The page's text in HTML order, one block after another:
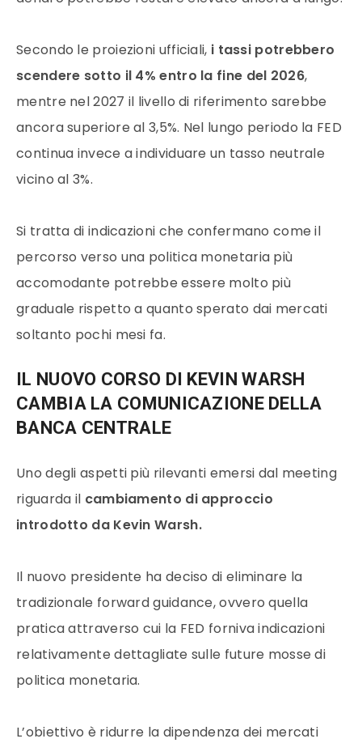
Secondo le proiezioni ufficiali, i tassi potrebbero
scendere sotto il 4% entro la fine del 2026,
mentre nel 2027 il livello di riferimento sarebbe
ancora superiore al 3,5%. Nel lungo periodo la FED
continua invece a individuare un tasso neutrale
vicino al 3%.
Si tratta di indicazioni che confermano come il
percorso verso una politica monetaria più
accomodante potrebbe essere molto più
graduale rispetto a quanto sperato dai mercati
soltanto pochi mesi fa.
IL NUOVO CORSO DI KEVIN WARSH
CAMBIA LA COMUNICAZIONE DELLA
BANCA CENTRALE
Uno degli aspetti più rilevanti emersi dal meeting
riguarda il cambiamento di approccio
introdotto da Kevin Warsh.
Il nuovo presidente ha deciso di eliminare la
tradizionale forward guidance, ovvero quella
pratica attraverso cui la FED forniva indicazioni
relativamente dettagliate sulle future mosse di
politica monetaria.
L’obiettivo è ridurre la dipendenza dei mercati